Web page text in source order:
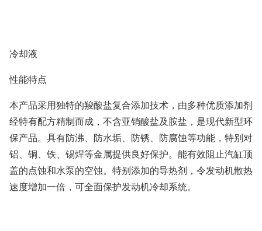
冷却液
性能特点
本产品采用独特的羧酸盐复合添加技术，由多种优质添加剂
经特有配方精制而成，不含亚销酸盐及胺盐，是现代新型环
保产品。具有防沸、防水垢、防锈、防腐蚀等功能，特别对
铝、铜、铁、锡焊等金属提供良好保护。能有效阻止汽缸顶
盖的点蚀和水泵的空蚀。特别添加的导热剂，令发动机散热
速度增加一倍，可全面保护发动机冷却系统。